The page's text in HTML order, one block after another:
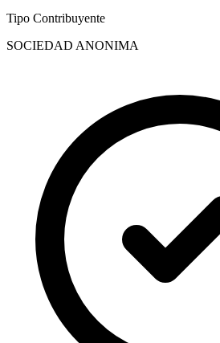
Tipo Contribuyente
SOCIEDAD ANONIMA